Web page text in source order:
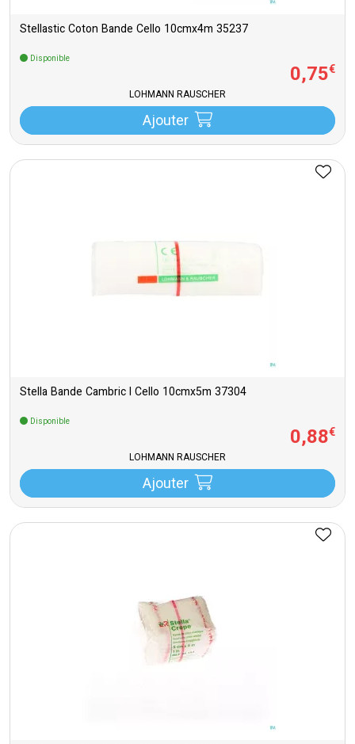
Stellastic Coton Bande Cello 10cmx4m 35237
Disponible
0,75€
LOHMANN RAUSCHER
Ajouter
Stella Bande Cambric l Cello 10cmx5m 37304
Disponible
0,88€
LOHMANN RAUSCHER
Ajouter